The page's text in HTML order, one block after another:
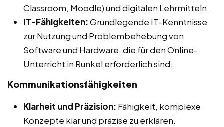
Classroom, Moodle) und digitalen Lehrmitteln.
IT-Fähigkeiten:Grundlegende IT-Kenntnisse
zur Nutzung und Problembehebung von
Software und Hardware, die für den Online-
Unterricht in Runkel erforderlich sind.
Kommunikationsfähigkeiten
Klarheit und Präzision: Fähigkeit, komplexe
Konzepte klar und präzise zu erklären.